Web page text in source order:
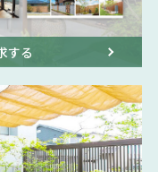
する